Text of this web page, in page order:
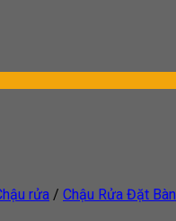
rửa / Chậu Rửa Đặt Bàn